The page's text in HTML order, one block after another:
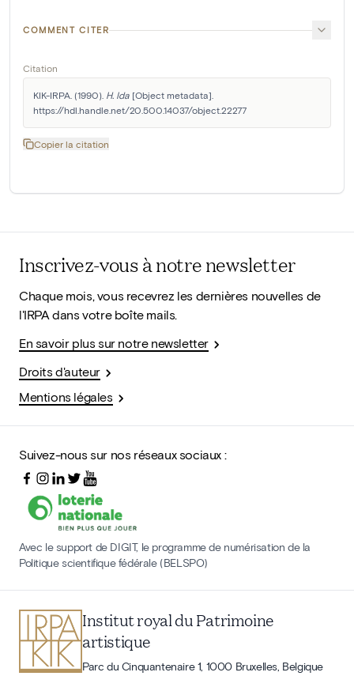
COMMENT CITER
Citation
KIK-IRPA. (1990). H. Ida [Object metadata].
https://hdl.handle.net/20.500.14037/object.22277
Copier la citation
Inscrivez-vous à notre newsletter
Chaque mois, vous recevrez les dernières nouvelles de
l'IRPA dans votre boîte mails.
En savoir plus sur notre newsletter
Droits d'auteur
Mentions légales
Suivez-nous sur nos réseaux sociaux :
Avec le support de DIGIT, le programme de numérisation de la
Politique scientifique fédérale (BELSPO)
Institut royal du Patrimoine
artistique
Parc du Cinquantenaire 1, 1000 Bruxelles, Belgique